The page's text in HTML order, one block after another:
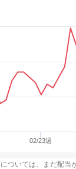
02/23週
ついては、まだ配当